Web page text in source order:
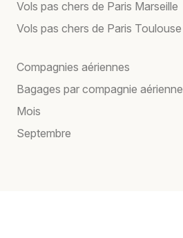
Vols pas chers de Paris Marseille
Vols pas chers de Paris Toulouse
Compagnies aériennes
Bagages par compagnie aérienne
Mois
Septembre